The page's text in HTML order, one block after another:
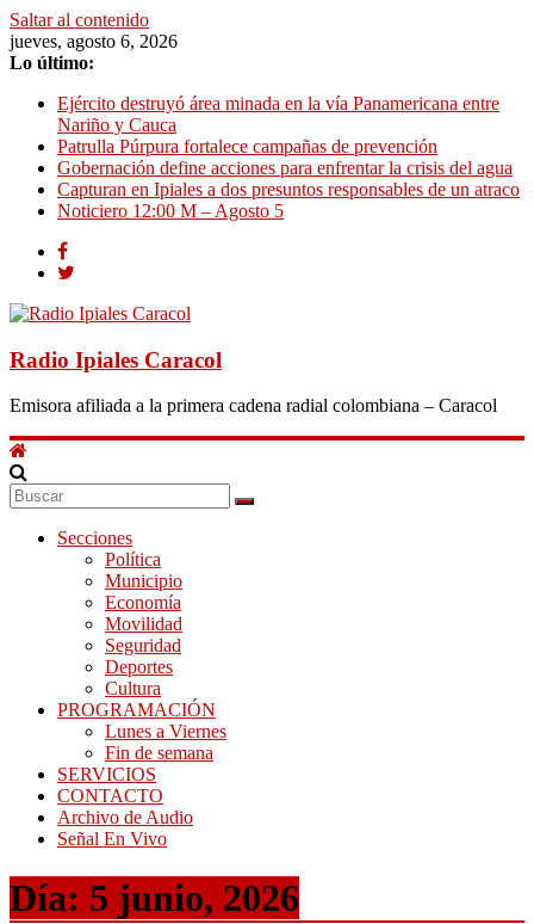
Saltar al contenido
jueves, agosto 6, 2026
Lo último:
Ejército destruyó área minada en la vía Panamericana entre
Nariño y Cauca
Patrulla Púrpura fortalece campañas de prevención
Gobernación define acciones para enfrentar la crisis del agua
Capturan en Ipiales a dos presuntos responsables de un atraco
Noticiero 12:00 M – Agosto 5
Radio Ipiales Caracol
Emisora afiliada a la primera cadena radial colombiana – Caracol
Secciones
Política
Municipio
Economía
Movilidad
Seguridad
Deportes
Cultura
PROGRAMACIÓN
Lunes a Viernes
Fin de semana
SERVICIOS
CONTACTO
Archivo de Audio
Señal En Vivo
Día: 5 junio, 2026